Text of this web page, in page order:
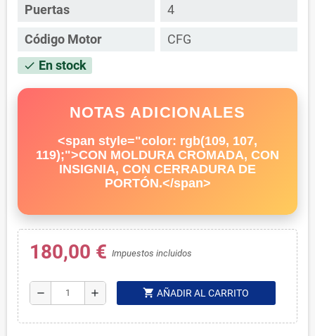
Puertas
4
Código Motor
CFG
check En stock
NOTAS ADICIONALES
<span style="color: rgb(109, 107,
119);">CON MOLDURA CROMADA, CON
INSIGNIA, CON CERRADURA DE
PORTÓN.</span>
180,00 € Impuestos incluidos
remove add shopping_cart AÑADIR AL CARRITO